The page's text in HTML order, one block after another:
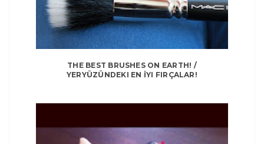
THE BEST BRUSHES ON EARTH! /
YERYÜZÜNDEKI EN İYI FIRÇALAR!